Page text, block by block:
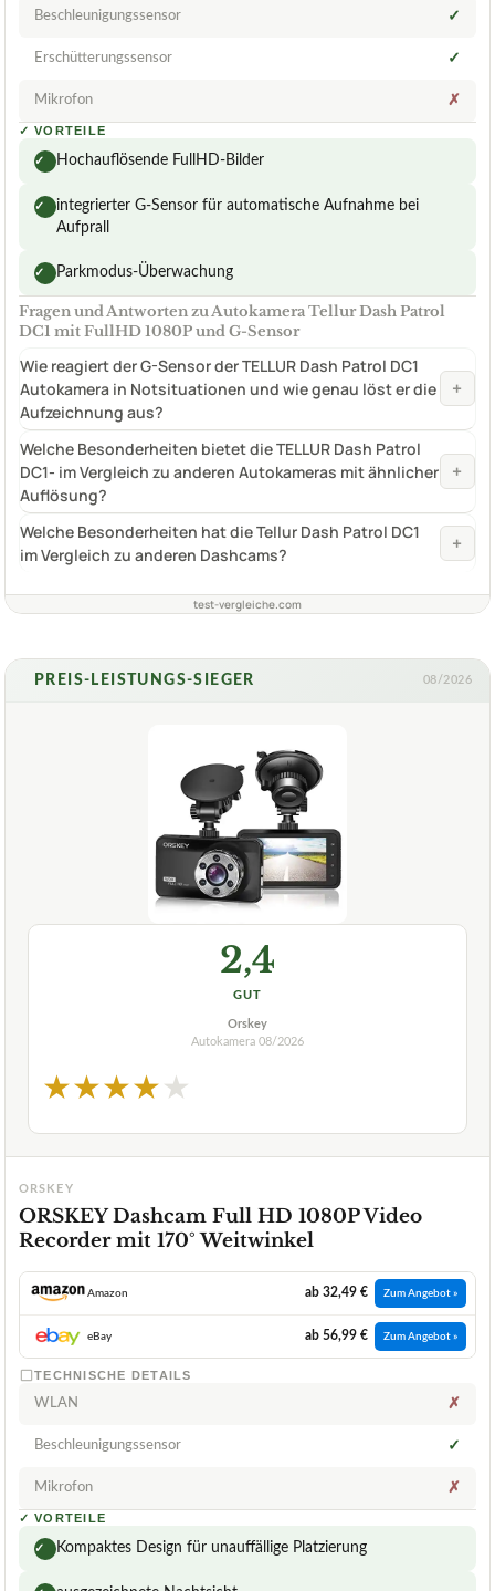
Beschleunigungssensor ✓
Erschütterungssensor ✓
Mikrofon ✗
✓ VORTEILE
✓ Hochauflösende FullHD-Bilder
✓
integrierter G-Sensor für automatische Aufnahme bei
Aufprall
✓ Parkmodus-Überwachung
Fragen und Antworten zu Autokamera Tellur Dash Patrol
DC1 mit FullHD 1080P und G-Sensor
Wie reagiert der G-Sensor der TELLUR Dash Patrol DC1
Autokamera in Notsituationen und wie genau löst er die
Aufzeichnung aus?
+
Welche Besonderheiten bietet die TELLUR Dash Patrol
DC1- im Vergleich zu anderen Autokameras mit ähnlicher
Auflösung?
+
Welche Besonderheiten hat die Tellur Dash Patrol DC1
im Vergleich zu anderen Dashcams?
+
test-vergleiche.com
PREIS-LEISTUNGS-SIEGER 08/2026
2,4
GUT
Orskey
Autokamera 08/2026
★★★★★
ORSKEY
ORSKEY Dashcam Full HD 1080P Video
Recorder mit 170° Weitwinkel
Amazon ab 32,49 € Zum Angebot »
eBay ab 56,99 € Zum Angebot »
TECHNISCHE DETAILS
WLAN ✗
Beschleunigungssensor ✓
Mikrofon ✗
✓ VORTEILE
✓ Kompaktes Design für unauffällige Platzierung